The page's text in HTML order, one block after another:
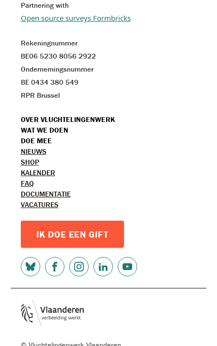
Partnering with
Open source surveys Formbricks
Rekeningnummer
BE06 5230 8056 2922
Ondernemingsnummer
BE 0434 380 549
RPR Brussel
VOET
MENU
OVER VLUCHTELINGENWERK
WAT WE DOEN
DOE MEE
TOPMENU
NIEUWS
SHOP
KALENDER
FAQ
DOCUMENTATIE
VACATURES
IK DOE EEN GIFT
SOCIAL
MEDIA